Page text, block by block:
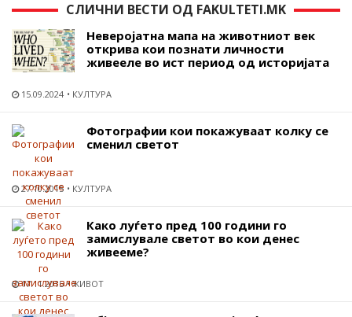
СЛИЧНИ ВЕСТИ ОД FAKULTETI.MK
Неверојатна мапа на животниот век
открива кои познати личности
живееле во ист период од историјата
15.09.2024 КУЛТУРА
Фотографии кои покажуваат колку се
сменил светот
27.10.2015 КУЛТУРА
Како луѓето пред 100 години го
замислувале светот во кои денес
живееме?
17.11.2015 ЖИВОТ